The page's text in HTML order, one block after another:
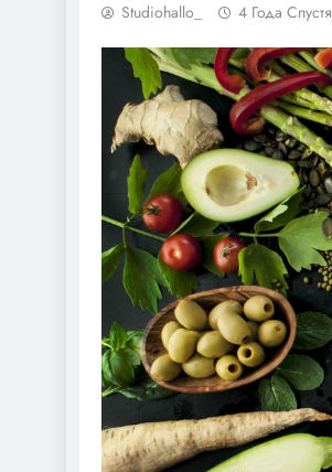
Studiohallo_ 4 Года Спустя